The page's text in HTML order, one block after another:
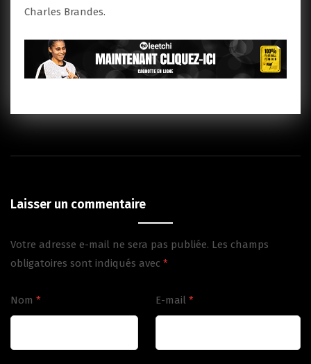
Charles Brandes.
Laisser un commentaire
Votre adresse e-mail ne sera pas publiée. Les champs
obligatoires sont indiqués avec *
Nom * E-mail *